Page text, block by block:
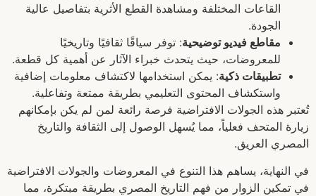
القاعات المختلفة ومشاهدة القطع الأثرية بتفاصيل عالية
الجودة.
مقاطع فيديو توضيحية: توفر سياقًا ثقافيًا وتاريخيًا
للمعروضات، حيث يتحدث خبراء الآثار عن أهمية كل قطعة.
تطبيقات ذكية: يمكن استخدامها لاكتشاف معلومات إضافية
واستكشاف المحتوى التعليمي بطريقة ممتعة وتفاعلية.
تُعتبر هذه الجولات الافتراضية فرصة رائعة لمن لم يكن بإمكانهم
زيارة المتحف فعلياً، مما يُسهل الوصول إلى الثقافة والتاريخ
المصري العريق.
في النهاية، يساهم هذا التنوع في المعروضات والجولات الافتراضية
في تمكين الزوار من فهم التاريخ المصري بطريقة مبتكرة، مما